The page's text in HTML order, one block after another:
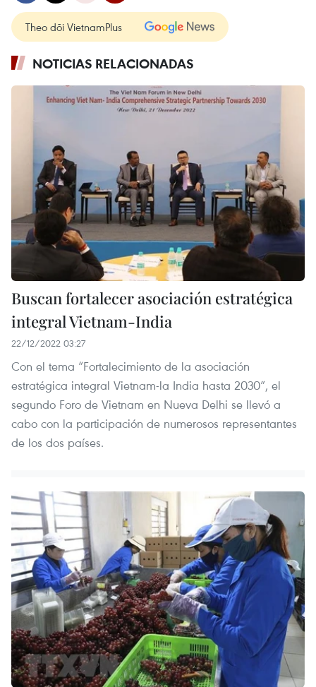
Theo dõi VietnamPlus
NOTICIAS RELACIONADAS
Buscan fortalecer asociación estratégica
integral Vietnam-India
22/12/2022 03:27
Con el tema “Fortalecimiento de la asociación
estratégica integral Vietnam-la India hasta 2030”, el
segundo Foro de Vietnam en Nueva Delhi se llevó a
cabo con la participación de numerosos representantes
de los dos países.